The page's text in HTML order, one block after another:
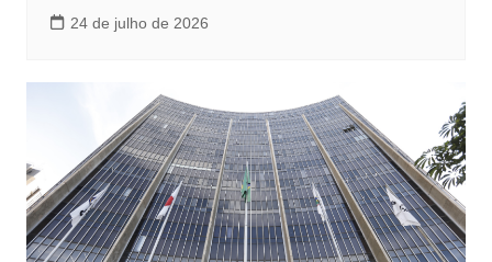
24 de julho de 2026